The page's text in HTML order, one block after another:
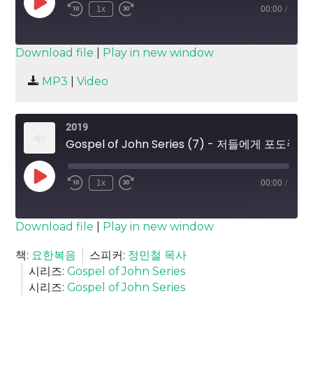
Play
Episode
1x 00:00 /
SUBSCRIBE
RSS FEED
SHARE
Download file Play in new window
MP3 Video
2019
Play
Episode
1x 00:00 /
SUBSCRIBE
RSS FEED
SHARE
LINK
Download file Play in new window
책: 요한복음 스피커: 정민철 목사
시리즈: Gospel of John Series
시리즈: Gospel of John Series